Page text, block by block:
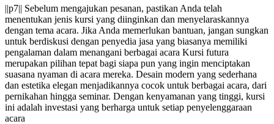
||p7|| Sebelum mengajukan pesanan, pastikan Anda telah
menentukan jenis kursi yang diinginkan dan menyelaraskannya
dengan tema acara. Jika Anda memerlukan bantuan, jangan sungkan
untuk berdiskusi dengan penyedia jasa yang biasanya memiliki
pengalaman dalam menangani berbagai acara Kursi futura
merupakan pilihan tepat bagi siapa pun yang ingin menciptakan
suasana nyaman di acara mereka. Desain modern yang sederhana
dan estetika elegan menjadikannya cocok untuk berbagai acara, dari
pernikahan hingga seminar. Dengan kenyamanan yang tinggi, kursi
ini adalah investasi yang berharga untuk setiap penyelenggaraan
acara